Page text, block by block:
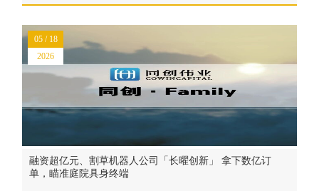
融资超亿元、割草机器人公司「长曜创新」 拿下数亿订
单，瞄准庭院具身终端
05 / 18
2026